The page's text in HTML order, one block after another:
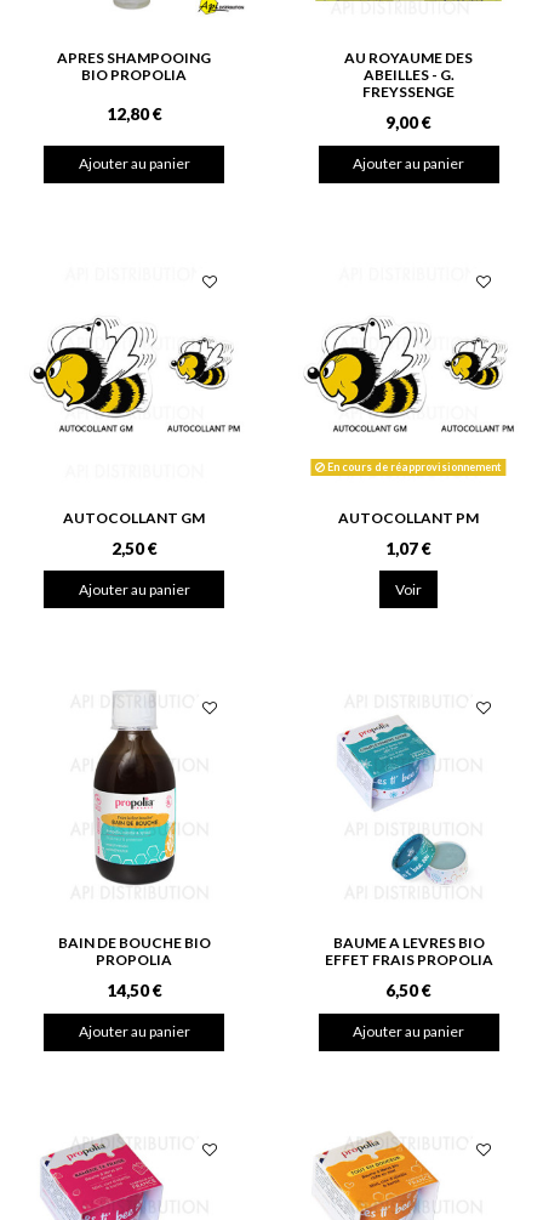
APRES SHAMPOOING
BIO PROPOLIA
12,80 €
Ajouter au panier
AU ROYAUME DES
ABEILLES - G.
FREYSSENGE
9,00 €
Ajouter au panier
AUTOCOLLANT GM
2,50 €
Ajouter au panier
En cours de réapprovisionnement
AUTOCOLLANT PM
1,07 €
Voir
BAIN DE BOUCHE BIO
PROPOLIA
14,50 €
Ajouter au panier
BAUME A LEVRES BIO
EFFET FRAIS PROPOLIA
6,50 €
Ajouter au panier